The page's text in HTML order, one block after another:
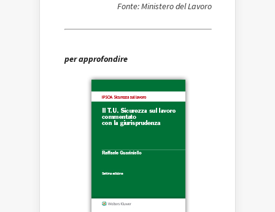
Fonte: Ministero del Lavoro
per approfondire